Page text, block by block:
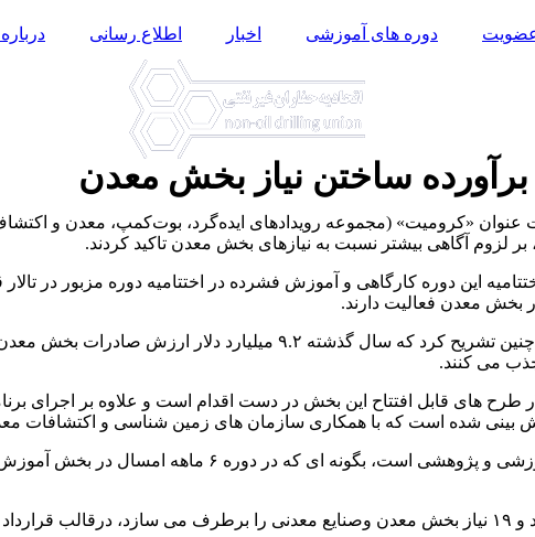
عضویت دوره های آموزشی اخبار اطلاع رسانی
ساختن نیاز بخش معدن
بر لزوم آگاهی بیشتر نسبت به نیازهای بخش معدن تاکید کردند.
این دوره کارگاهی و آموزش فشرده در اختتامیه دوره مزبور در
وی جایگاه بخش معدن در اقتصاد کشور را با ارایه آمارهای روز چنین